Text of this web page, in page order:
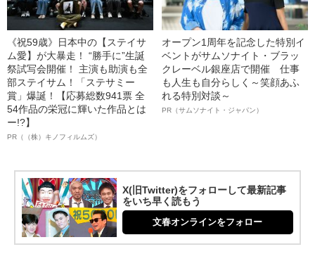
《祝59歳》日本中の【ステイサ
ム愛】が大暴走！ “勝手に”生誕
祭試写会開催！ 主演も助演も全
部ステイサム！「ステサミー
賞」爆誕！【応募総数941票 全
54作品の栄冠に輝いた作品とは
ー!?】
PR（（株）キノフィルムズ）
オープン1周年を記念した特別イ
ベントがサムソナイト・ブラッ
クレーベル銀座店で開催 仕事
も人生も自分らしく～笑顔あふ
れる特別対談～
PR（サムソナイト・ジャパン）
X(旧Twitter)をフォローして最新記事
をいち早く読もう
文春オンラインをフォロー